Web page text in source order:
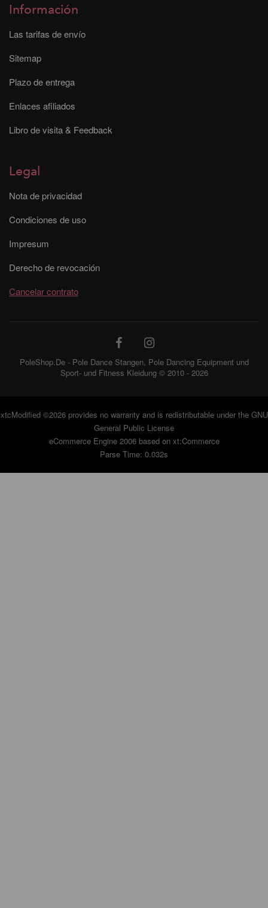
Información
Las tarifas de envío
Sitemap
Plazo de entrega
Enlaces afiliados
Libro de visita & Feedback
Legal
Nota de privacidad
Condiciones de uso
Impresum
Derecho de revocación
Cancelar contrato
PoleShop.De - Pole Dance Stangen, Pole Dancing Equipment und
Sport- und Fitness Kleidung © 2010 - 2026
xtcModified©2026 provides no warranty and is redistributable under the GNU
General Public License
eCommerce Engine 2006 based on xt:Commerce
Parse Time: 0.032s